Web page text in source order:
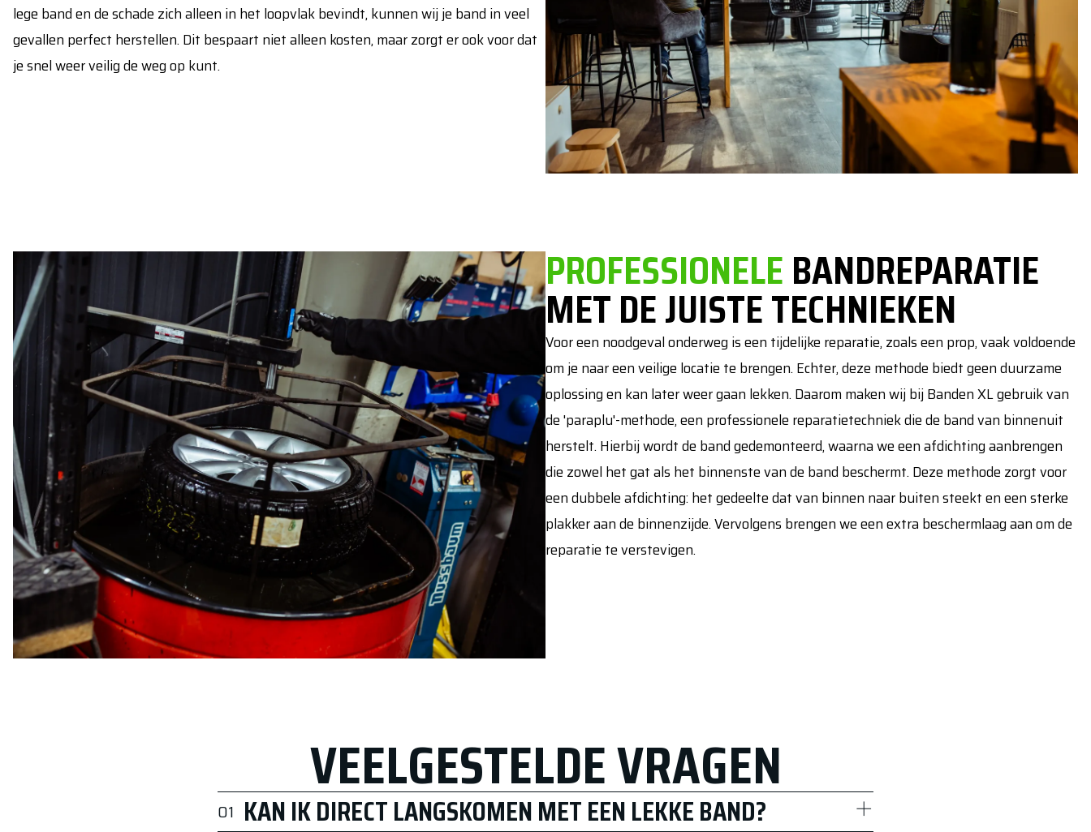
lege band en de schade zich alleen in het loopvlak bevindt, kunnen wij je band in veel
gevallen perfect herstellen. Dit bespaart niet alleen kosten, maar zorgt er ook voor dat
je snel weer veilig de weg op kunt.
PROFESSIONELEBANDREPARATIE
MET DE JUISTE TECHNIEKEN
Voor een noodgeval onderweg is een tijdelijke reparatie, zoals een prop, vaak voldoende
om je naar een veilige locatie te brengen. Echter, deze methode biedt geen duurzame
oplossing en kan later weer gaan lekken. Daarom maken wij bij Banden XL gebruik van
de 'paraplu'-methode, een professionele reparatietechniek die de band van binnenuit
herstelt. Hierbij wordt de band gedemonteerd, waarna we een afdichting aanbrengen
die zowel het gat als het binnenste van de band beschermt. Deze methode zorgt voor
een dubbele afdichting: het gedeelte dat van binnen naar buiten steekt en een sterke
plakker aan de binnenzijde. Vervolgens brengen we een extra beschermlaag aan om de
reparatie te verstevigen.
VEELGESTELDE VRAGEN
01 KAN IK DIRECT LANGSKOMEN MET EEN LEKKE BAND?